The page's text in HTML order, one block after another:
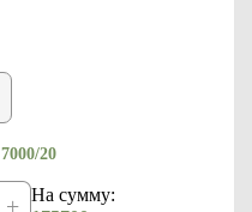
7000/20
+
На сумму: